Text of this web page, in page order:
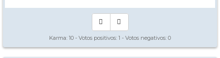
Karma: 10 - Votos positivos: 1 - Votos negativos: 0